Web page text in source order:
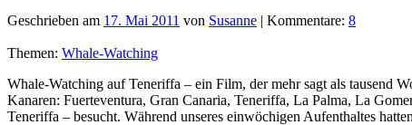
Geschrieben am 17. Mai 2011 von Susanne | Kommentare: 8
Themen: Whale-Watching
Whale-Watching auf Teneriffa – ein Film, der mehr sagt als tausend
Kanaren: Fuerteventura, Gran Canaria, Teneriffa, La Palma, La
Teneriffa – besucht. Während unseres einwöchigen Aufenthaltes